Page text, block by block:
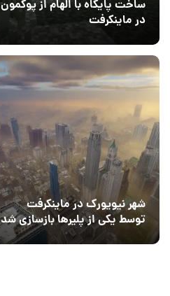
ساخت پایگاه با الهام از پوکمون
در ماینکرفت
شهر نیویورک در ماینکرفت
توسط یکی از پلیرها بازسازی شد